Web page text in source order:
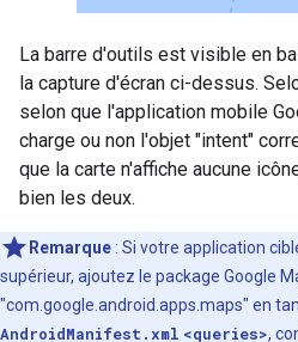
La barre d'outils est visible en
la capture d'écran ci-dessus.
selon que l'application mobile
charge ou non l'objet "intent"
que la carte n'affiche aucune
bien les deux.
Remarque : Si votre application
supérieur, ajoutez le package Google
"com.google.android.apps.maps" en
AndroidManifest.xml <queries>,